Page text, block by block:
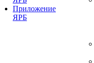
Приложение
ЯРБ